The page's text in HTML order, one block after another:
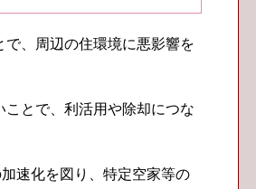
、周辺の住環境に悪影響を
とで、利活用や除却につな
速化を図り、特定空家等の